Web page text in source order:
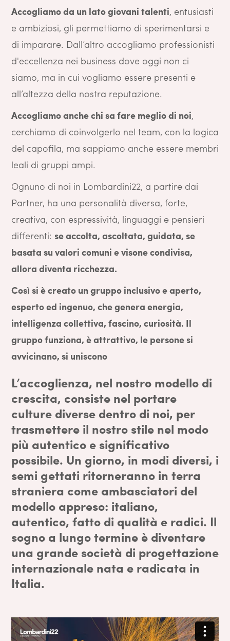
Accogliamo da un lato giovani talenti, entusiasti
e ambiziosi, gli permettiamo di sperimentarsi e
di imparare. Dall’altro accogliamo professionisti
d'eccellenza nei business dove oggi non ci
siamo, ma in cui vogliamo essere presenti e
all’altezza della nostra reputazione.
Accogliamo anche chi sa fare meglio di noi,
cerchiamo di coinvolgerlo nel team, con la logica
del capofila, ma sappiamo anche essere membri
leali di gruppi ampi.
Ognuno di noi in Lombardini22, a partire dai
Partner, ha una personalità diversa, forte,
creativa, con espressività, linguaggi e pensieri
differenti: se accolta, ascoltata, guidata, se
basata su valori comuni e visone condivisa,
allora diventa ricchezza.
Così si è creato un gruppo inclusivo e aperto,
esperto ed ingenuo, che genera energia,
intelligenza collettiva, fascino, curiosità. Il
gruppo funziona, è attrattivo, le persone si
avvicinano, si uniscono
L’accoglienza, nel nostro modello di
crescita, consiste nel portare
culture diverse dentro di noi, per
trasmettere il nostro stile nel modo
più autentico e significativo
possibile. Un giorno, in modi diversi, i
semi gettati ritorneranno in terra
straniera come ambasciatori del
modello appreso: italiano,
autentico, fatto di qualità e radici. Il
sogno a lungo termine è diventare
una grande società di progettazione
internazionale nata e radicata in
Italia.